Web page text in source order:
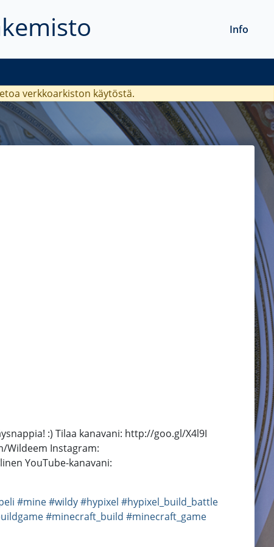
Info
verkkoarkiston käytöstä.
:) Tilaa kanavani: http://goo.gl/X4l9I
Wildeem Instagram:
YouTube-kanavani:
#mine#wildy#hypixel #hypixel_build_battle
#minecraft_build #minecraft_game